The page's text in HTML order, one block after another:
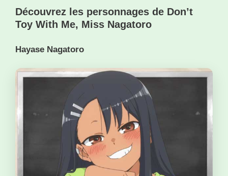
Découvrez les personnages de Don’t
Toy With Me, Miss Nagatoro
Hayase Nagatoro